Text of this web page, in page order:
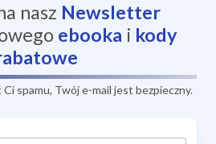
nasz Newsletter
ebooka i kody
spamu, Twój e-mail jest bezpieczny.